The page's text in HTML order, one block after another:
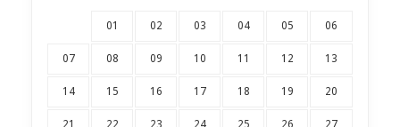
01 02 03 04 05 06
07 08 09 10 11 12 13
14 15 16 17 18 19 20
21 22 23 24 25 26 27